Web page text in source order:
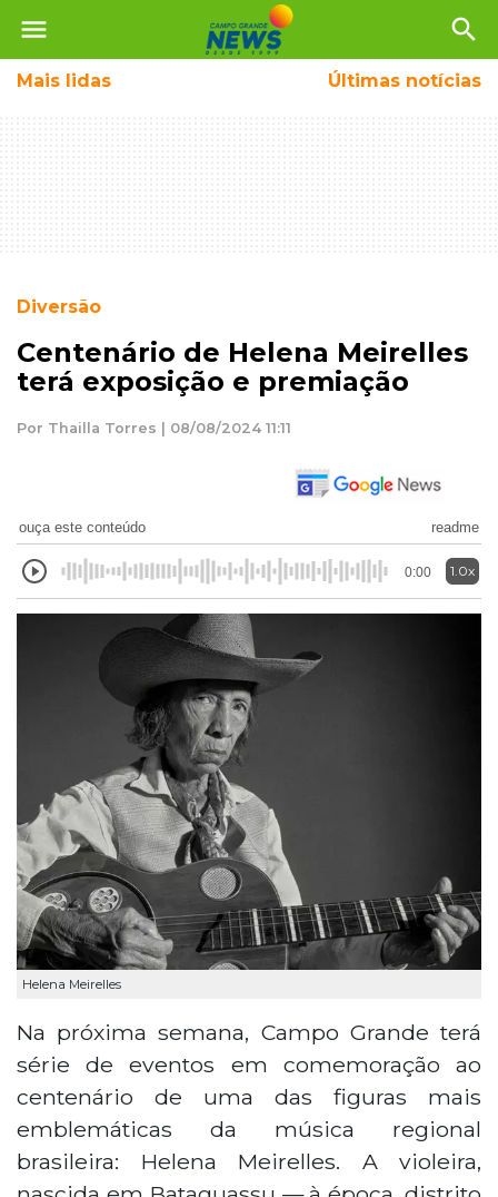
menu search
Mais lidas Últimas notícias
Diversão
Centenário de Helena Meirelles
terá exposição e premiação
Por Thailla Torres | 08/08/2024 11:11
ouça este conteúdo readme
0:00 1.0x
Helena Meirelles
Na próxima semana, Campo Grande terá
série de eventos em comemoração ao
centenário de uma das figuras mais
emblemáticas da música regional
brasileira: Helena Meirelles. A violeira,